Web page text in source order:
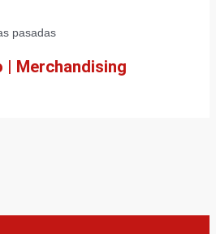
pasadas
| Merchandising